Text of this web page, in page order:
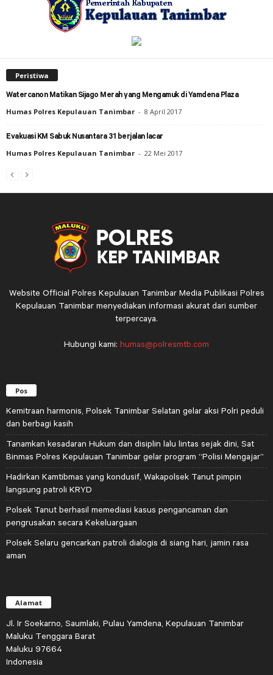
Peristiwa
Watercanon Matikan Sijago Merah yang Mengamuk di Yamdena Plaza
Humas Polres Kepulauan Tanimbar - 8 April 2017
Evakuasi KM Sabuk Nusantara 31 berjalan lacar
Humas Polres Kepulauan Tanimbar - 22 Mei 2017
Website Official Polres Kepulauan Tanimbar Media Publikasi Polres
Kepulauan Tanimbar menyediakan informasi akurat dari sumber
terpercaya.
Hubungi kami: humas@polresmtb.com
Pos
Kemitraan harmonis, Polsek Tanimbar Selatan gelar aksi Polri peduli
dan berbagi kasih
Tanamkan kesadaran Hukum dan disiplin lalu lintas sejak dini, Sat
Binmas Polres Kepulauan Tanimbar gelar program “Polisi Mengajar”
Hadirkan Kamtibmas yang kondusif, Wakapolsek Tanut pimpin
langsung patroli KRYD
Polsek Tanut berhasil memediasi kasus pengancaman dan
pengrusakan secara Kekeluargaan
Polsek Selaru gencarkan patroli dialogis di siang hari, jamin rasa
aman
Alamat
Jl. Ir Soekarno, Saumlaki, Pulau Yamdena, Kepulauan Tanimbar
Maluku Tenggara Barat
Maluku 97664
Indonesia